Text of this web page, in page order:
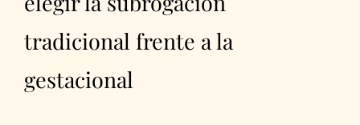
tradicional frente a la
gestacional